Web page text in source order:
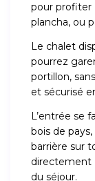
pour profiter
plancha, ou
Le chalet
pourrez
portillon,
et sécurisé
L’entrée se
bois de
barrière sur
directement
du séjour.